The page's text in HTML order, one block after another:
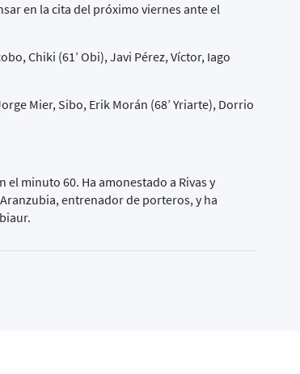
en la cita del próximo viernes ante el
Chiki (61’ Obi), Javi Pérez, Víctor, Iago
Mier, Sibo, Erik Morán (68’ Yriarte), Dorrio
minuto 60. Ha amonestado a Rivas y
entrenador de porteros, y ha